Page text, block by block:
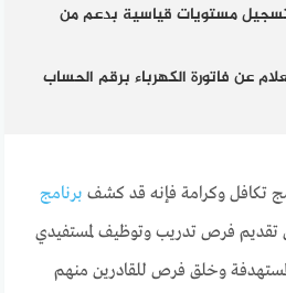
تسجيل مستويات قياسية بدعم من
عن فاتورة الكهرباء برقم الحساب
تكافل وكرامة فإنه قد كشف برنامج
تقديم فرص تدريب وتوظيف لمستفيدي
وخلق فرص للقادرين منهم